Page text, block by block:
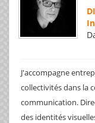
J'accompagne
collectivités dans la
communication.
des identités